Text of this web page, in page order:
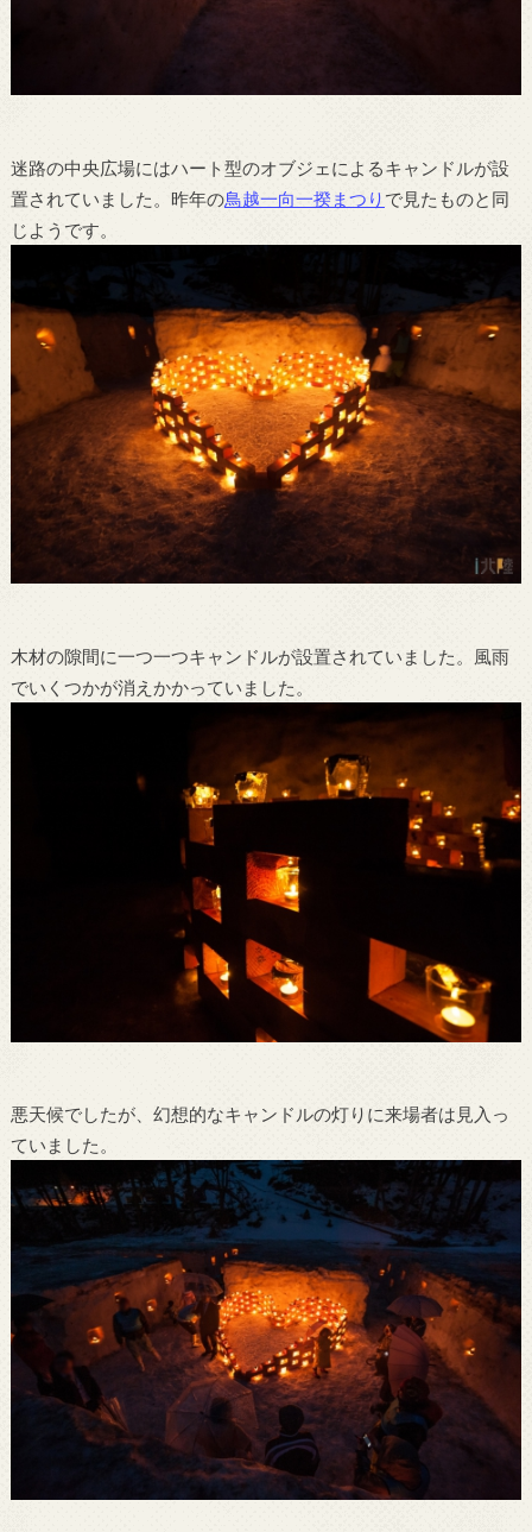
迷路の中央広場にはハート型のオブジェによるキャンドルが設
置されていました。昨年の鳥越一向一揆まつり で見たものと同
じようです。
木材の隙間に一つ一つキャンドルが設置されていました。風雨
でいくつかが消えかかっていました。
悪天候でしたが、幻想的なキャンドルの灯りに来場者は見入っ
ていました。